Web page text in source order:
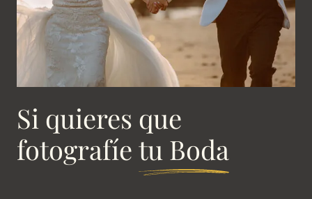
Si quieres que
fotografíetu Boda